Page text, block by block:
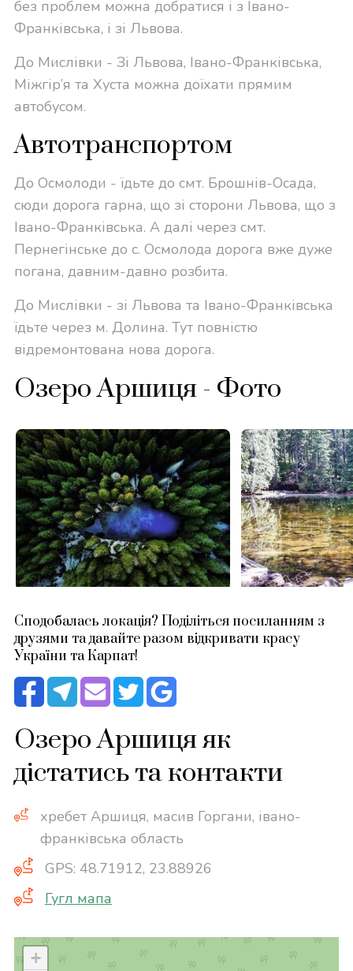
без проблем можна добратися і з Івано-
Франківська, і зі Львова.
До Мислівки - Зі Львова, Івано-Франківська,
Міжгір’я та Хуста можна доїхати прямим
автобусом.
Автотранспортом
До Осмолоди - їдьте до смт. Брошнів-Осада,
сюди дорога гарна, що зі сторони Львова, що з
Івано-Франківська. А далі через смт.
Пернегінське до с. Осмолода дорога вже дуже
погана, давним-давно розбита.
До Мислівки - зі Львова та Івано-Франківська
їдьте через м. Долина. Тут повністю
відремонтована нова дорога.
Озеро Аршиця - Фото
Сподобалась локація? Поділіться посиланням з
друзями та давайте разом відкривати красу
України та Карпат!
Озеро Аршиця як
дістатись та контакти
хребет Аршиця, масив Горгани, івано-
франківська область
GPS: 48.71912, 23.88926
Гугл мапа
+